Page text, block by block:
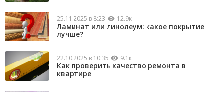
25.11.2025 в 8:23 12.9к
Ламинат или линолеум: какое покрытие
лучше?
22.10.2025 в 10:35 9.1к
Как проверить качество ремонта в
квартире